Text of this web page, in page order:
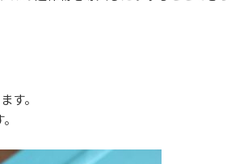
す。